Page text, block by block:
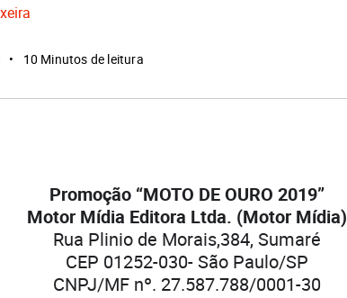
10 Minutos de leitura
Promoção “MOTO DE OURO 2019”
Motor Mídia Editora Ltda. (Motor Mídia)
Rua Plinio de Morais,384, Sumaré
CEP 01252-030- São Paulo/SP
CNPJ/MF nº. 27.587.788/0001-30